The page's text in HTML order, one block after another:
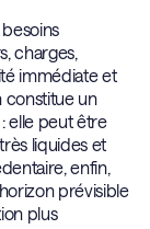
charges,
immédiate et
constitue un
elle peut être
liquides et
enfin,
prévisible
plus